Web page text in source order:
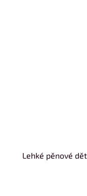
Lehké pěnové